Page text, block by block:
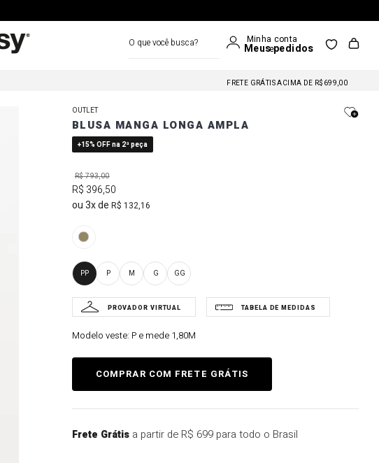
FRETE GRÁTIS ACIMA DE R$699,00
FRETE GRÁTIS NAS COMPRAS A PARTIR DE R$699
FRETE GRÁTIS ACIMA DE R$699,00
OUTLET
BLUSA MANGA LONGA AMPLA
+15% OFF na 2ª peça
R$793,00
R$ 396,50
3
R$ 132,16
PP P M G GG
Modelo veste: P e mede 1,80M
Frete Grátisa partir de R$ 699 para todo o Brasil